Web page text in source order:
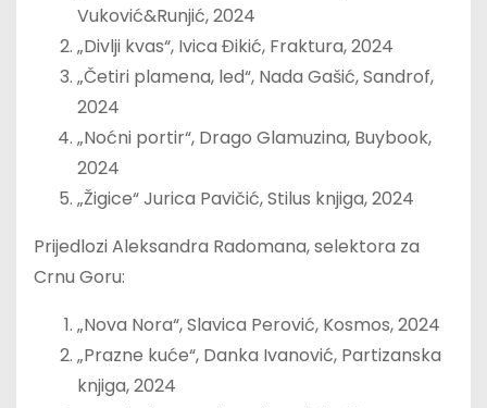
Vuković&Runjić, 2024
„Divlji kvas“, Ivica Đikić, Fraktura, 2024
„Četiri plamena, led“, Nada Gašić, Sandrof,
2024
„Noćni portir“, Drago Glamuzina, Buybook,
2024
„Žigice“ Jurica Pavičić, Stilus knjiga, 2024
Prijedlozi Aleksandra Radomana, selektora za
Crnu Goru:
„Nova Nora“, Slavica Perović, Kosmos, 2024
„Prazne kuće“, Danka Ivanović, Partizanska
knjiga, 2024